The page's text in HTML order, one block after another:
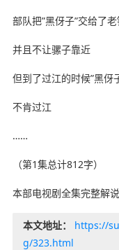
部队把”黑伢子”交给了
并且不让骡子靠近
但到了过江的时候”黑伢
不肯过江
……
（第1集总计812字）
本部电视剧全集完整解
本文地址：
https://
g/323.html